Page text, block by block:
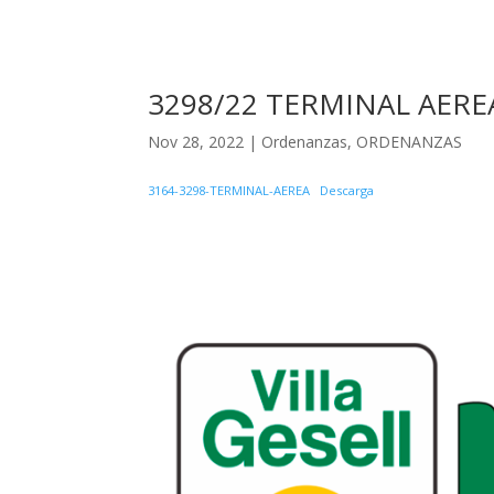
3298/22 TERMINAL
Nov 28, 2022 | Ordenanzas, ORDENANZAS
3164-3298-TERMINAL-AEREA Descarga